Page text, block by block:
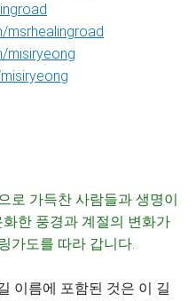
misiryeong
로 가득찬 사람들과 생명이
한 풍경과 계절의 변화가
가도를 따라 갑니다.
이름에 포함된 것은 이 길